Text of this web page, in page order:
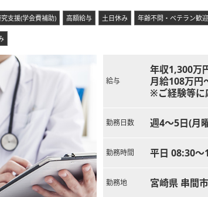
支援(学会費補助) 高額給与 土日休み 年齢不問・ベテラン歓迎
給与
年収1,300万
月給108万円
※ご経験等に
勤務日数 週4～5日(月
勤務時間 平日 08:30～
勤務地 宮崎県 串間市